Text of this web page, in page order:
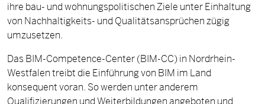
ihre bau- und wohnungspolitischen Ziele unter Einhaltung
von Nachhaltigkeits- und Qualitätsansprüchen zügig
umzusetzen.
Das BIM-Competence-Center (BIM-CC) in Nordrhein-
Westfalen treibt die Einführung von BIM im Land
konsequent voran. So werden unter anderem